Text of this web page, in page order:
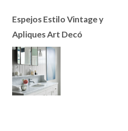
Espejos Estilo Vintage y
Apliques Art Decó